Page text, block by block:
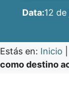
Data:12
Estás en: Inicio
como destino